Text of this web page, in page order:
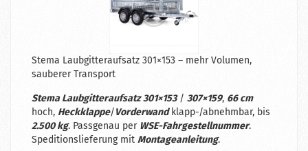
Stema Laubgitteraufsatz 301×153 – mehr Volumen,
sauberer Transport
Stema Laubgitteraufsatz 301×153/ 307×159, 66 cm
hoch, Heckklappe/Vorderwandklapp-/abnehmbar, bis
2.500 kg. Passgenau per WSE-Fahrgestellnummer.
Speditionslieferung mit Montageanleitung.